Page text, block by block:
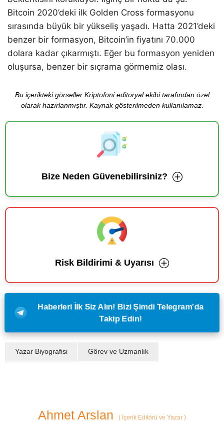
Bitcoin 2020’deki ilk Golden Cross formasyonu
sırasında büyük bir yükseliş yaşadı. Hatta 2021’deki
benzer bir formasyon, Bitcoin’in fiyatını 70.000
dolara kadar çıkarmıştı. Eğer bu formasyon yeniden
oluşursa, benzer bir sıçrama görmemiz olası.
Bu içerikteki görseller Kriptofoni editoryal ekibi tarafından özel
olarak hazırlanmıştır. Kaynak gösterilmeden kullanılamaz.
Bize Neden Güvenebilirsiniz?
Risk Bildirimi & Uyarısı
Haberleri İlk Siz Alın! Bizi Şimdi Telegram'da
Takip Edin!
Yazar Biyografisi Görev ve Uzmanlık
Ahmet Arslan ( İçerik Editörü ve Yazar )